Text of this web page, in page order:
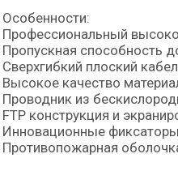
Особенности:
Профессиональный
Пропускная способность
Сверхгибкий плоский
Высокое качество
Проводник из
FTP конструкция и
Инновационные
Противопожарная